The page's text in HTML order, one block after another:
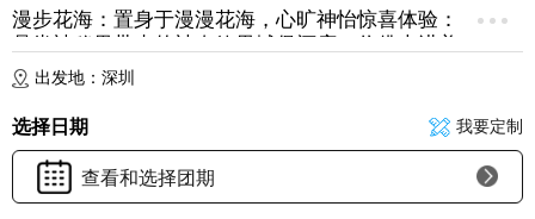
漫步花海：置身于漫漫花海，心旷神怡惊喜体验：
品尝神秘果带来的神奇效果城堡酒店：仿佛走进美
好的童话世界
出发地：深圳
选择日期 我要定制
查看和选择团期